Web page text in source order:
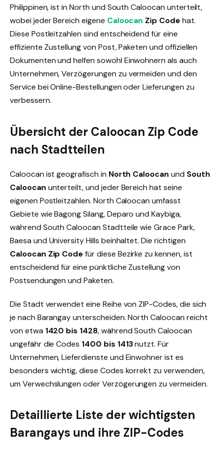
Philippinen, ist in North und South Caloocan unterteilt,
wobei jeder Bereich eigene Caloocan Zip Code hat.
Diese Postleitzahlen sind entscheidend für eine
effiziente Zustellung von Post, Paketen und offiziellen
Dokumenten und helfen sowohl Einwohnern als auch
Unternehmen, Verzögerungen zu vermeiden und den
Service bei Online-Bestellungen oder Lieferungen zu
verbessern.
Übersicht der Caloocan Zip Code
nach Stadtteilen
Caloocan ist geografisch in North Caloocan und South
Caloocan unterteilt, und jeder Bereich hat seine
eigenen Postleitzahlen. North Caloocan umfasst
Gebiete wie Bagong Silang, Deparo und Kaybiga,
während South Caloocan Stadtteile wie Grace Park,
Baesa und University Hills beinhaltet. Die richtigen
Caloocan Zip Code für diese Bezirke zu kennen, ist
entscheidend für eine pünktliche Zustellung von
Postsendungen und Paketen.
Die Stadt verwendet eine Reihe von ZIP-Codes, die sich
je nach Barangay unterscheiden. North Caloocan reicht
von etwa 1420 bis 1428, während South Caloocan
ungefähr die Codes 1400 bis 1413nutzt. Für
Unternehmen, Lieferdienste und Einwohner ist es
besonders wichtig, diese Codes korrekt zu verwenden,
um Verwechslungen oder Verzögerungen zu vermeiden.
Detaillierte Liste der wichtigsten
Barangays und ihre ZIP-Codes